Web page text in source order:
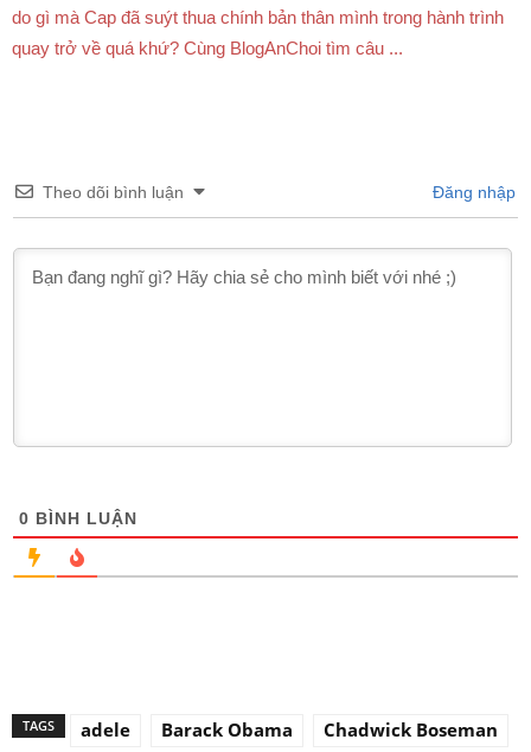
do gì mà Cap đã suýt thua chính bản thân mình trong hành trình
quay trở về quá khứ? Cùng BlogAnChoi tìm câu ...
Theo dõi bình luận Đăng nhập
0 BÌNH LUẬN
TAGS adele Barack Obama
Chadwick Boseman